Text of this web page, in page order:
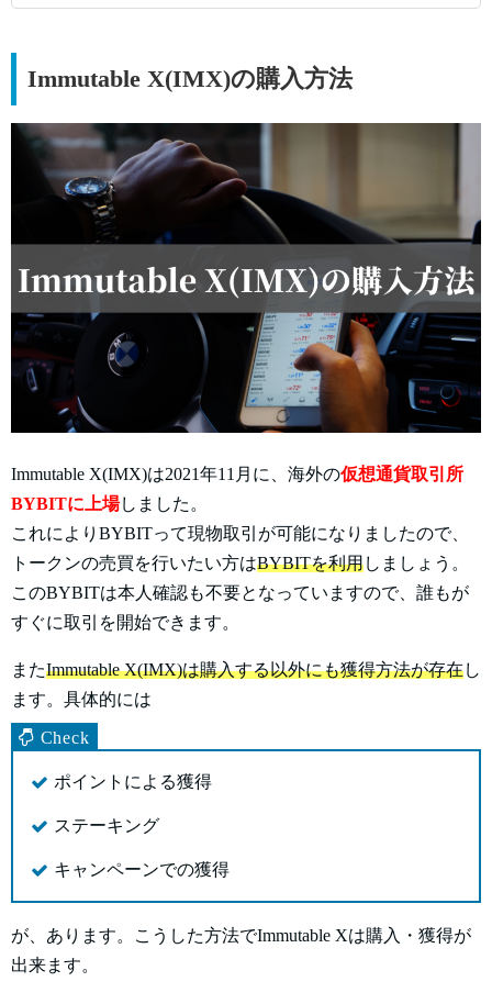
Immutable X(IMX)の購入方法
Immutable X(IMX)は2021年11月に、海外の仮想通貨取引所
BYBITに上場しました。
これによりBYBITって現物取引が可能になりましたので、
トークンの売買を行いたい方はBYBITを利用しましょう。
このBYBITは本人確認も不要となっていますので、誰もが
すぐに取引を開始できます。
またImmutable X(IMX)は購入する以外にも獲得方法が存在し
ます。具体的には
ポイントによる獲得
ステーキング
キャンペーンでの獲得
が、あります。こうした方法でImmutable Xは購入・獲得が
出来ます。